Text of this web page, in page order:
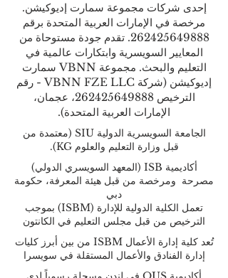
إحدى شركات مجموعة سمارت إديوكيشن.
مرخصة في الإمارات العربية المتحدة برقم
262425649888. تقدم جودة مستوحاة من
المعايير السويسرية وابتكارات عالمية في
التعليم والبحث. مجموعة VBNN سمارت
إديوكيشن (شركة VBNN FZE LLC - رقم
الترخيص262425649888، عجمان،
الإمارات العربية المتحدة).
الجامعة السويسرية الدوليةSIU
(معتمدة من
قبل وزارة التعليم والعلوم KG).
أكاديمية ISB (المعهد السويسري الدولي)
مصرحة ومرخصة من قبل هيئة المعرفة، حكومة
دبي
تعمل الكلية الدولية للإدارة (ISBM) بموجب
الترخيص من قبل مجلس التعليم في الكانتون
تُعد كلية إدارة الأعمال ISBM من بين أبرز كليات
إدارة الفنادق والأعمال المستقلة في سويسرا